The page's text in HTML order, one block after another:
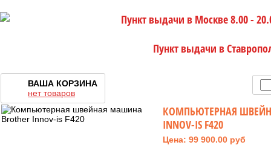
Пункт выдачи в Москве 8.00 -
Пункт выдачи в
ВАША КОРЗИНА
нет товаров
КОМПЬЮТЕРНАЯ
INNOV-IS F420
Цена: 99 900.00 руб